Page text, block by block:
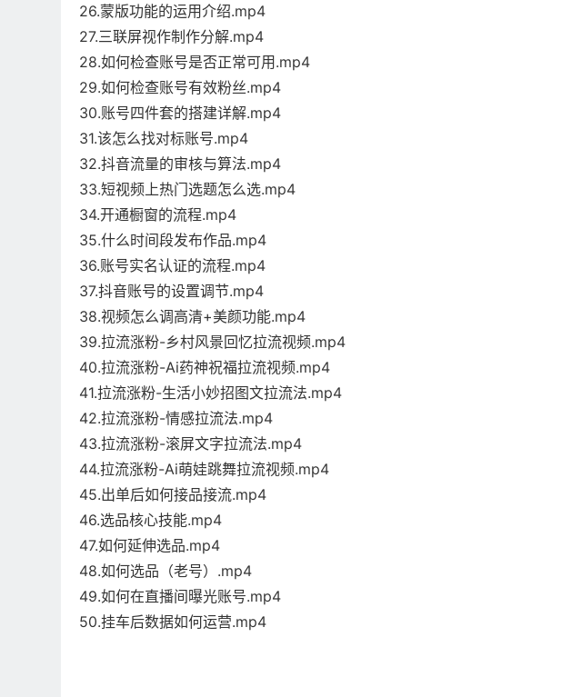
26.蒙版功能的运用介绍.mp4
27.三联屏视作制作分解.mp4
28.如何检查账号是否正常可用.mp4
29.如何检查账号有效粉丝.mp4
30.账号四件套的搭建详解.mp4
31.该怎么找对标账号.mp4
32.抖音流量的审核与算法.mp4
33.短视频上热门选题怎么选.mp4
34.开通橱窗的流程.mp4
35.什么时间段发布作品.mp4
36.账号实名认证的流程.mp4
37.抖音账号的设置调节.mp4
38.视频怎么调高清+美颜功能.mp4
39.拉流涨粉-乡村风景回忆拉流视频.mp4
40.拉流涨粉-Ai药神祝福拉流视频.mp4
41.拉流涨粉-生活小妙招图文拉流法.mp4
42.拉流涨粉-情感拉流法.mp4
43.拉流涨粉-滚屏文字拉流法.mp4
44.拉流涨粉-Ai萌娃跳舞拉流视频.mp4
45.出单后如何接品接流.mp4
46.选品核心技能.mp4
47.如何延伸选品.mp4
48.如何选品（老号）.mp4
49.如何在直播间曝光账号.mp4
50.挂车后数据如何运营.mp4